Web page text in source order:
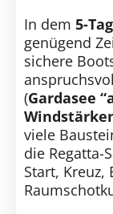
In dem 5-
genügend
sichere
(Gardasee
viele
die Regatta-
Start, Kreuz,